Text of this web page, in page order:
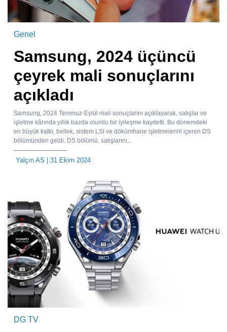
Genel
Samsung, 2024 üçüncü
çeyrek mali sonuçlarını
açıkladı
Samsung, 2024 Temmuz-Eylül mali sonuçlarını açıklayarak, satışlar ve
işletme kârında yıllık bazda olumlu bir iyileşme kaydetti. Bu dönemdeki
en büyük katkı, bellek, sistem LSI ve dökümhane işletmelerini içeren DS
bölümünden geldi. DS bölümü, satışlarını...
Yalçın AS | 31 Ekim 2024
DG TV